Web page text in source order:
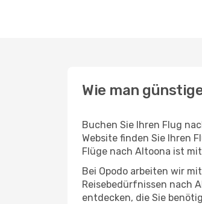
Wie man
Buchen Sie Ihren Flug
Website finden Sie Ihren
Flüge nach Altoona ist
Bei Opodo arbeiten wir
Reisebedürfnissen nach
entdecken, die Sie